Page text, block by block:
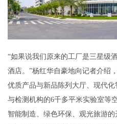
“如果说我们原来的工厂是三星级
酒店。”杨红华自豪地向记者介绍
优质产品与新品陈列大厅、现代
与检测机构的6千多平米实验室等
智能制造、绿色环保、观光旅游